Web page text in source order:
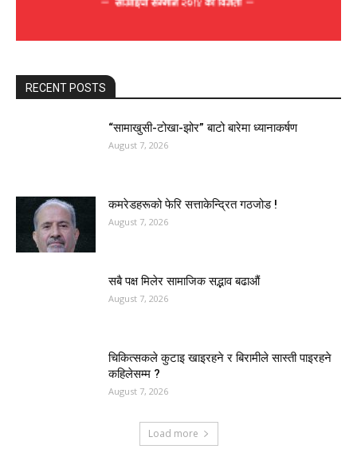
RECENT POSTS
“सामाखुसी-टोखा-झोर” बाटो बारेमा ध्यानाकर्षण
August 7, 2026
कमरेडहरूको फेरि सत्ताकेन्द्रित गठजोड !
August 7, 2026
सबै पक्ष मिलेर सामाजिक सद्भाव बढाऔं
August 7, 2026
चिकित्सकले कुटाइ खाइरहने र बिरामीले सास्ती पाइरहने
कहिलेसम्म ?
August 7, 2026
Load more